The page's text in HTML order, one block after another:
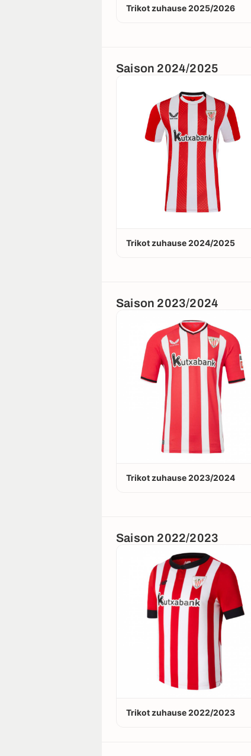
Trikot zuhause 2025/2026
Saison 2024/2025
Trikot zuhause 2024/2025
Saison 2023/2024
Trikot zuhause 2023/2024
Saison 2022/2023
Trikot zuhause 2022/2023